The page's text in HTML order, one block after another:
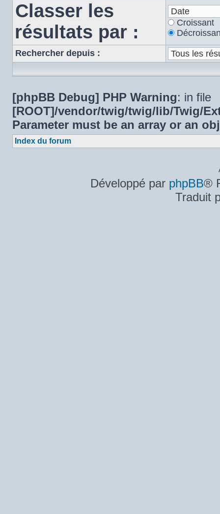
Classer les
résultats par :
Croissant
Rechercher depuis :
[phpBB Debug] PHP Warning: in file
[ROOT]/vendor/twig/twig/lib/Twig/
Parameter must be an array or an
Index du forum
Développé par phpBB®
Traduit